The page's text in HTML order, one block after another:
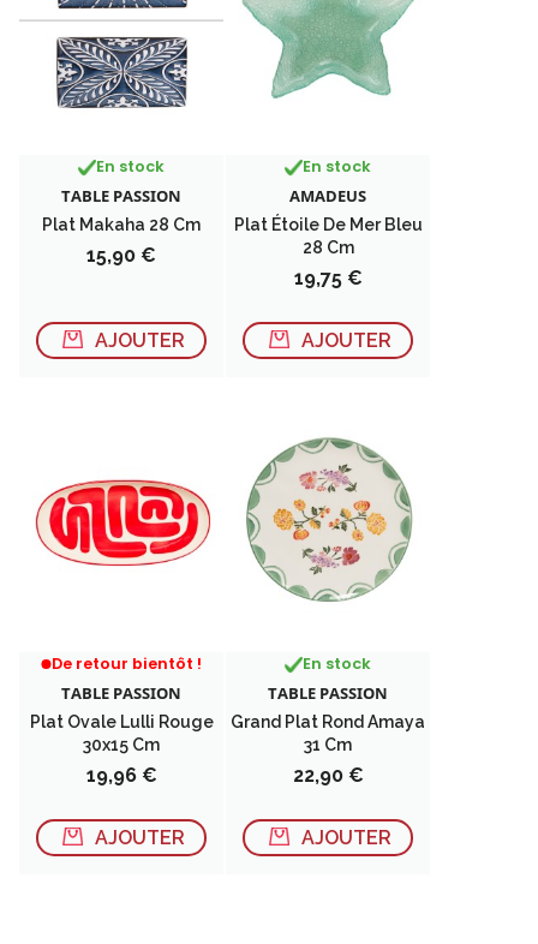
En stock
TABLE PASSION
Plat Makaha 28 Cm
Prix
15,90 €
AJOUTER
En stock
AMADEUS
Plat Étoile De Mer Bleu
28 Cm
Prix
19,75 €
AJOUTER
De retour bientôt !
TABLE PASSION
Plat Ovale Lulli Rouge
30x15 Cm
Prix
19,96 €
AJOUTER
En stock
TABLE PASSION
Grand Plat Rond Amaya
31 Cm
Prix
22,90 €
AJOUTER